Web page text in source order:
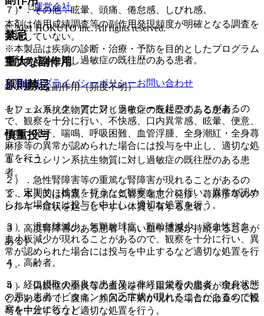
７）．その他：眩暈、頭痛、倦怠感、しびれ感。
禁忌
本剤の成分に対し過敏症の既往歴のある患者。
原則禁忌
セフェム系抗生物質に対し過敏症の既往歴のある患者。
慎重投与
１．ペニシリン系抗生物質に対し過敏症の既往歴のある患
者。
２．本人又は両親、兄弟に気管支喘息、発疹、蕁麻疹等のア
レルギー症状を起こしやすい体質を有する患者。
３．高度腎障害のある患者［高い血中濃度が持続することが
ある］。
４．高齢者。
５．経口摂取の不良な患者又は非経口栄養の患者、全身状態
の悪い患者［ビタミンＫ欠乏症状が現れることがあるので観
察を十分に行う］。
本剤は使用成績調査等の副作用発現頻度が明確となる調査を
実施していない。
重大な副作用
１．重大な副作用（頻度不明）
１）．ショック、アナフィラキシーを起こすことがあるの
で、観察を十分に行い、不快感、口内異常感、眩暈、便意、
耳鳴、発汗、喘鳴、呼吸困難、血管浮腫、全身潮紅・全身蕁
麻疹等の異常が認められた場合には投与を中止し、適切な処
置を行う。
２）．急性腎障害等の重篤な腎障害が現れることがあるの
で、定期的に検査を行うなど観察を十分に行い、異常が認め
られた場合には投与を中止し、適切な処置を行う。
３）．汎血球減少、無顆粒球症、顆粒球減少、溶血性貧血、
血小板減少が現れることがあるので、観察を十分に行い、異
常が認められた場合には投与を中止するなど適切な処置を行
う。
４）．偽膜性大腸炎等の血便を伴う重篤な大腸炎が現れるこ
とがあるので、腹痛、頻回の下痢が現れた場合には直ちに投
与を中止するなど適切な処置を行う。
運営会社
© 2021 HOKUTO Inc. All rights reserved.
※本製品は疾病の診断・治療・予防を目的としたプログラム
ではありません。
利用規約プライバシーポリシーお問い合わせ